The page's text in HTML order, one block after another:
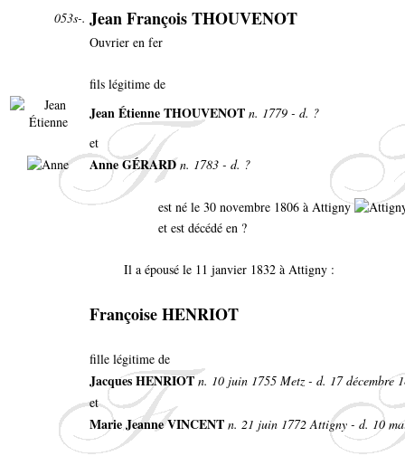
053s-. Jean François THOUVENOT
Ouvrier en fer
fils légitime de
Jean Étienne THOUVENOT n. 1779 - d. ?
et
Anne GÉRARD n. 1783 - d. ?
est né le 30 novembre 1806 à Attigny
et est décédé en ?
Il a épousé le 11 janvier 1832 à Attigny :
Françoise HENRIOT
fille légitime de
Jacques HENRIOTn. 10 juin 1755 Metz - d. 17 décembre
et
Marie Jeanne VINCENT n. 21 juin 1772 Attigny - d. 10